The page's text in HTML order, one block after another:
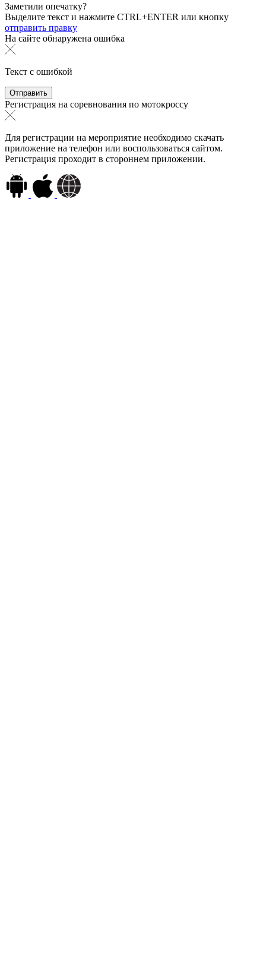
Заметили опечатку?
Выделите текст и нажмите CTRL+ENTER или кнопку
отправить правку
На сайте обнаружена ошибка
Текст с ошибкой
Регистрация на соревнования по мотокроссу
Для регистрации на мероприятие необходимо скачать
приложение на телефон или воспользоваться сайтом.
Регистрация проходит в стороннем приложении.